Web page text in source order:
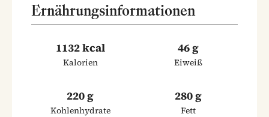
Ernährungsinformationen
1132 kcal
Kalorien
46 g
Eiweiß
220 g
Kohlenhydrate
280 g
Fett